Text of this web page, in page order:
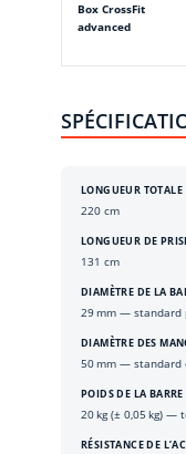
Box CrossFit
advanced
LONGUEUR TOTALE
220 cm
LONGUEUR DE
131 cm
DIAMÈTRE DE LA
29 mm — standard
DIAMÈTRE DES
50 mm — standard
POIDS DE LA BARRE
20 kg (± 0,05 kg) —
RÉSISTANCE DE